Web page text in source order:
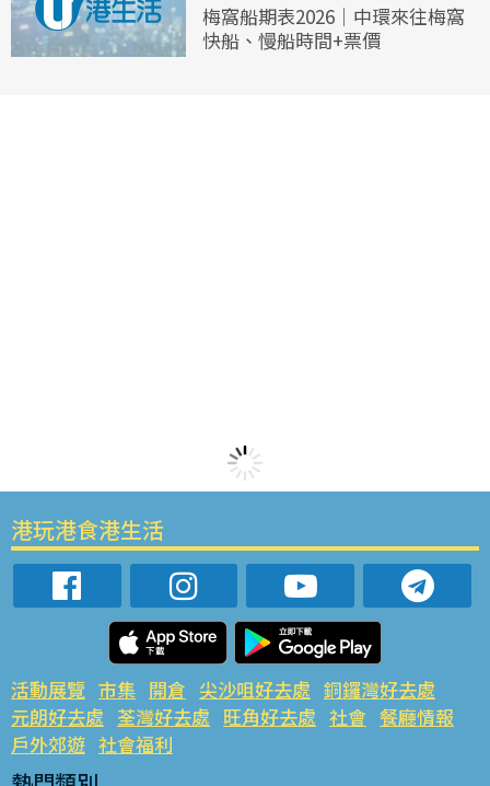
梅窩船期表2026｜中環來往梅窩
快船、慢船時間+票價
港玩港食港生活
活動展覽 市集 開倉 尖沙咀好去處 銅鑼灣好去處
元朗好去處 荃灣好去處 旺角好去處 社會 餐廳情報
戶外郊遊 社會福利